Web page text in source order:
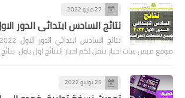
27 مايو 2022
نتائج السادس ابتدائي الدور الاول
موقع ميس سات اخبار ننقل لكم اخبار النتائج اول باول
25 يوليو 2022